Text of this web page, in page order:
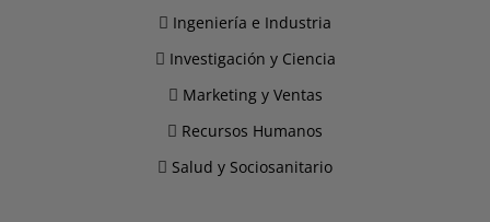
Ingeniería e Industria
Investigación y Ciencia
Marketing y Ventas
Recursos Humanos
Salud y Sociosanitario